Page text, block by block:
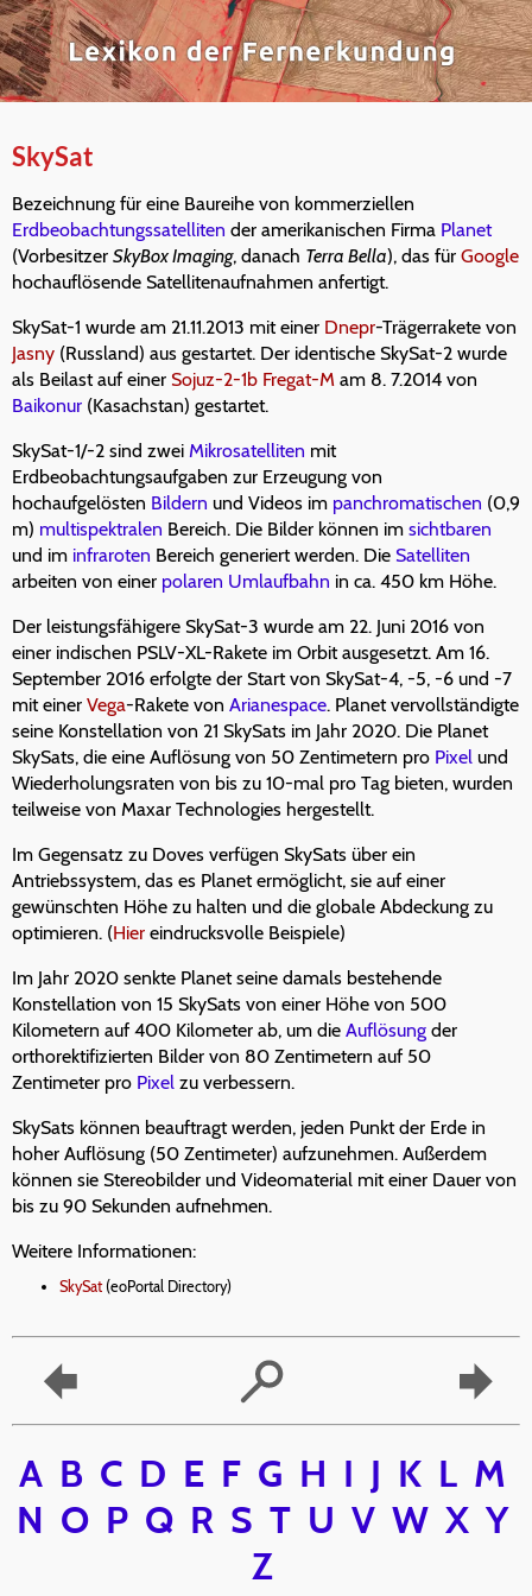
SkySat
Bezeichnung für eine Baureihe von kommerziellen
Erdbeobachtungssatelliten der amerikanischen Firma Planet
(Vorbesitzer SkyBox Imaging, danach Terra Bella), das für Google
hochauflösende Satellitenaufnahmen anfertigt.
SkySat-1 wurde am 21.11.2013 mit einer Dnepr-Trägerrakete von
Jasny (Russland) aus gestartet. Der identische SkySat-2 wurde
als Beilast auf einer Sojuz-2-1b Fregat-M am 8. 7.2014 von
Baikonur (Kasachstan) gestartet.
SkySat-1/-2 sind zwei Mikrosatelliten mit
Erdbeobachtungsaufgaben zur Erzeugung von
hochaufgelösten Bildern und Videos im panchromatischen (0,9
m) multispektralen Bereich. Die Bilder können im sichtbaren
und im infraroten Bereich generiert werden. Die Satelliten
arbeiten von einer polaren Umlaufbahn in ca. 450 km Höhe.
Der leistungsfähigere SkySat-3 wurde am 22. Juni 2016 von
einer indischen PSLV-XL-Rakete im Orbit ausgesetzt. Am 16.
September 2016 erfolgte der Start von SkySat-4, -5, -6 und -7
mit einer Vega-Rakete von Arianespace. Planet vervollständigte
seine Konstellation von 21 SkySats im Jahr 2020. Die Planet
SkySats, die eine Auflösung von 50 Zentimetern pro Pixel und
Wiederholungsraten von bis zu 10-mal pro Tag bieten, wurden
teilweise von Maxar Technologies hergestellt.
Im Gegensatz zu Doves verfügen SkySats über ein
Antriebssystem, das es Planet ermöglicht, sie auf einer
gewünschten Höhe zu halten und die globale Abdeckung zu
optimieren. (Hier eindrucksvolle Beispiele)
Im Jahr 2020 senkte Planet seine damals bestehende
Konstellation von 15 SkySats von einer Höhe von 500
Kilometern auf 400 Kilometer ab, um die Auflösung der
orthorektifizierten Bilder von 80 Zentimetern auf 50
Zentimeter pro Pixel zu verbessern.
SkySats können beauftragt werden, jeden Punkt der Erde in
hoher Auflösung (50 Zentimeter) aufzunehmen. Außerdem
können sie Stereobilder und Videomaterial mit einer Dauer von
bis zu 90 Sekunden aufnehmen.
Weitere Informationen:
SkySat(eoPortal Directory)
A B C D E F G H I J K L M
N O P Q R S T U V W X Y
Z